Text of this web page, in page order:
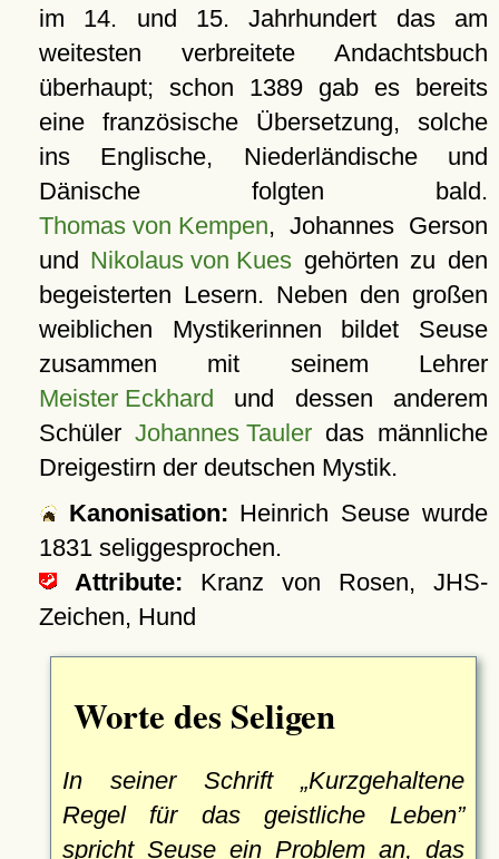
im 14. und 15. Jahrhundert das am
weitesten verbreitete Andachtsbuch
überhaupt; schon 1389 gab es bereits
eine französische Übersetzung, solche
ins Englische, Niederländische und
Dänische folgten bald.
Thomas von Kempen, Johannes Gerson
und Nikolaus von Kues gehörten zu den
begeisterten Lesern. Neben den großen
weiblichen Mystikerinnen bildet Seuse
zusammen mit seinem Lehrer
Meister Eckhard und dessen anderem
Schüler Johannes Taulerdas männliche
Dreigestirn der deutschen Mystik.
Kanonisation: Heinrich Seuse wurde
1831seliggesprochen.
Attribute: Kranz von Rosen, JHS-
Zeichen, Hund
Worte des Seligen
In seiner Schrift
Kurzgehaltene
Regel für das geistliche Leben
spricht Seuse ein Problem an, das